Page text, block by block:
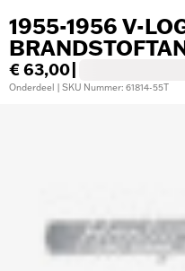
1955-1956 V-
€ 63,00
Onderdeel | SKU Nummer: 61814-55T